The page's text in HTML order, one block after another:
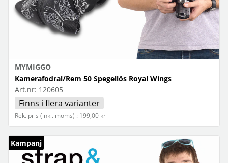
MYMIGGO
Kamerafodral/Rem 50 Spegellös Royal Wings
Art.nr: 120605
Finns i flera varianter
Rek. pris (inkl. moms) : 199,00 kr
Kampanj